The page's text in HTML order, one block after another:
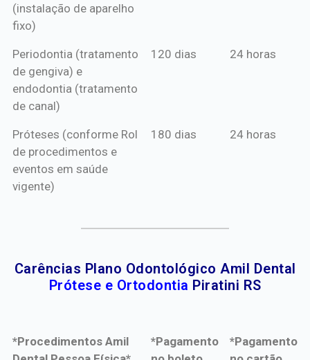
(instalação de aparelho
fixo)
Periodontia (tratamento
de gengiva) e
endodontia (tratamento
de canal)
120 dias 24 horas
Próteses (conforme Rol
de procedimentos e
eventos em saúde
vigente)
180 dias 24 horas
Carências Plano Odontológico Amil Dental
Prótese e Ortodontia Piratini RS
*Procedimentos Amil
*Pagamento
*Pagamento